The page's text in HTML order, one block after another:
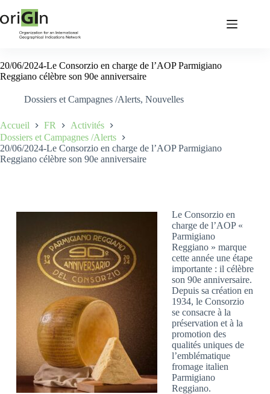
20/06/2024-Le Consorzio en charge de l’AOP Parmigiano
Reggiano célèbre son 90e anniversaire
Dossiers et Campagnes /Alerts, Nouvelles
Accueil FR
Activités
Dossiers et Campagnes /Alerts
20/06/2024-Le Consorzio en charge de l’AOP Parmigiano
Reggiano célèbre son 90e anniversaire
Le Consorzio en
charge de l’AOP «
Parmigiano
Reggiano » marque
cette année une étape
importante : il célèbre
son 90e anniversaire.
Depuis sa création en
1934, le Consorzio
se consacre à la
préservation et à la
promotion des
qualités uniques de
l’emblématique
fromage italien
Parmigiano
Reggiano.